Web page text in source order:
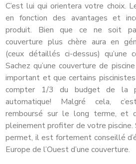
C’est lui qui orientera votre choix.
en fonction des avantages et
produit. Bien que ce ne soit
couverture plus chère aura en
(ceux détaillés ci-dessus) qu’une
Sachez qu’une couverture de
important et que certains
compter 1/3 du budget de la
automatique! Malgré cela,
remboursé sur le long terme, et
pleinement profiter de votre
permet, il est fortement conseillé
Europe de l’Ouest d’une couverture.